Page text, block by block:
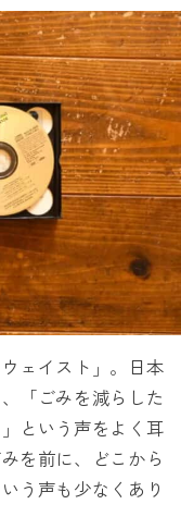
ェイスト」。日本
「ごみを減らした
という声をよく耳
を前に、どこから
う声も少なくあり